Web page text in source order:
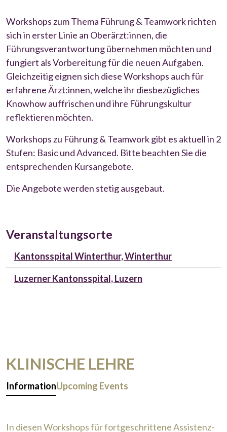
Workshops zum Thema Führung & Teamwork richten
sich in erster Linie an Oberärzt:innen, die
Führungsverantwortung übernehmen möchten und
fungiert als Vorbereitung für die neuen Aufgaben.
Gleichzeitig eignen sich diese Workshops auch für
erfahrene Ärzt:innen, welche ihr diesbezügliches
Knowhow auffrischen und ihre Führungskultur
reflektieren möchten.
Workshops zu Führung & Teamwork gibt es aktuell in 2
Stufen: Basic und Advanced. Bitte beachten Sie die
entsprechenden Kursangebote.
Die Angebote werden stetig ausgebaut.
Veranstaltungsorte
Kantonsspital Winterthur, Winterthur
Luzerner Kantonsspital, Luzern
KLINISCHE LEHRE
InformationUpcoming Events
In diesen Workshops für fortgeschrittene Assistenz-